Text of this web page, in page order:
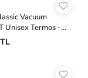
Vacuum
Unisex Termos -